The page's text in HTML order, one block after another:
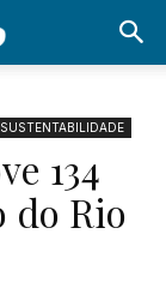
SUSTENTABILIDADE
134
do Rio